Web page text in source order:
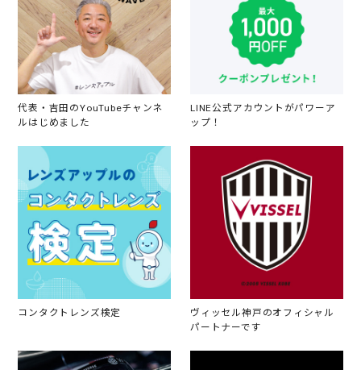
代表・吉田のYouTubeチャンネ
ルはじめました
LINE公式アカウントがパワーア
ップ！
コンタクトレンズ検定
ヴィッセル神戸のオフィシャル
パートナーです